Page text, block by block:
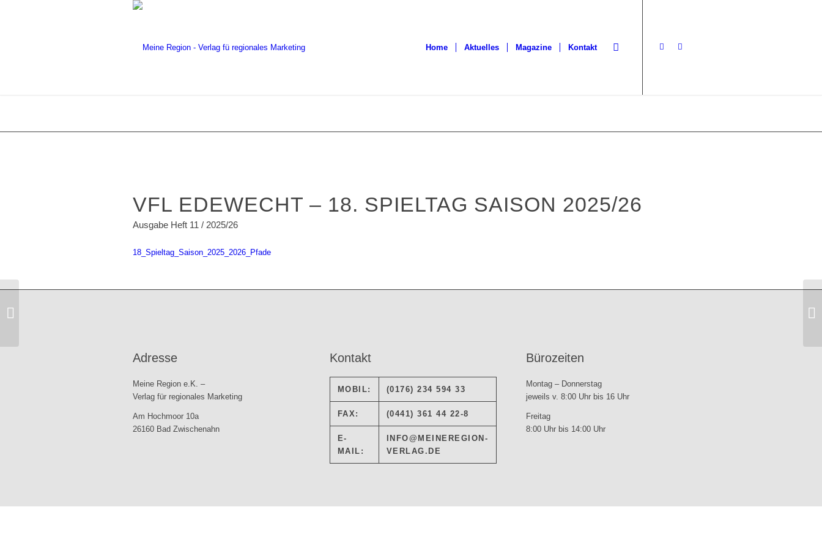
Home Aktuelles Magazine Kontakt
VFL EDEWECHT – 18. SPIELTAG SAISON 2025/26
Ausgabe Heft 11 / 2025/26
18_Spieltag_Saison_2025_2026_Pfade
Adresse
Meine Region e.K. –
Verlag für regionales Marketing
Am Hochmoor 10a
26160 Bad Zwischenahn
Kontakt
MOBIL: (0176) 234 594 33
FAX: (0441) 361 44 22-8
E-
MAIL:
INFO@MEINEREGION-
VERLAG.DE
Bürozeiten
Montag – Donnerstag
jeweils v. 8:00 Uhr bis 16 Uhr
Freitag
8:00 Uhr bis 14:00 Uhr